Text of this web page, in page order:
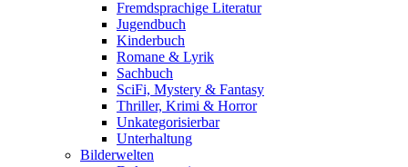
Fremdsprachige Literatur
Jugendbuch
Kinderbuch
Romane & Lyrik
Sachbuch
SciFi, Mystery & Fantasy
Thriller, Krimi & Horror
Unkategorisierbar
Unterhaltung
Bilderwelten